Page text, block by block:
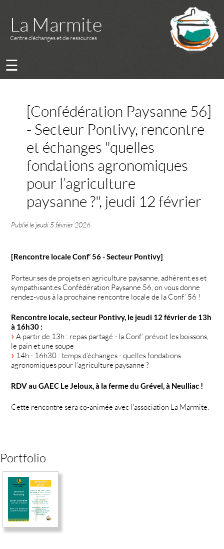
La Marmite
Centre d’échanges et de ressources
☰
[Confédération Paysanne 56]
- Secteur Pontivy, rencontre
et échanges "quelles
fondations agronomiques
pour l’agriculture
paysanne ?", jeudi 12 février
Publié le jeudi 5 février 2026
[Rencontre locale Conf’ 56 - Secteur Pontivy]
Porteur.ses de projets en agriculture paysanne, adhérent.es et
sympathisant.es Confédération Paysanne 56, on vous donne
rendez-vous à la prochaine rencontre locale de la Conf’ 56 !
Rencontre locale, secteur Pontivy, le jeudi 12 février de 13h
à 16h30 :
A partir de 13h : repas partagé - la Conf’ prévoit les boissons,
le pain et une soupe
14h - 16h30 : temps d’échanges - quelles fondations
agronomiques pour l’agriculture paysanne ?
RDV au GAEC Le Jeloux, à la ferme du Grével, à Neulliac !
Cette rencontre sera co-animée avec l’association La Marmite.
Portfolio